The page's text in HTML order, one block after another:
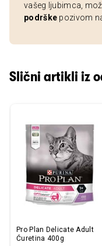
vašeg ljubimca,
podrške pozivom
Slični artikli iz
Pro Plan Delicate Adult
Ćuretina 400g